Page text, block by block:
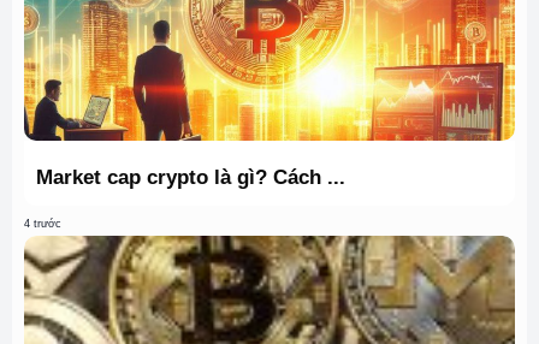
Market cap crypto là gì? Cách ...
4 trước